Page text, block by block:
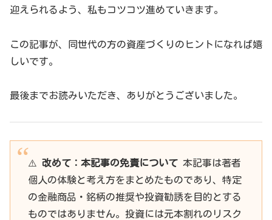
迎えられるよう、私もコツコツ進めていきます。
この記事が、同世代の方の資産づくりのヒントになれば嬉
しいです。
最後までお読みいただき、ありがとうございました。
⚠️ 改めて：本記事の免責について本記事は著者
個人の体験と考え方をまとめたものであり、特定
の金融商品・銘柄の推奨や投資勧誘を目的とする
ものではありません。投資には元本割れのリスク